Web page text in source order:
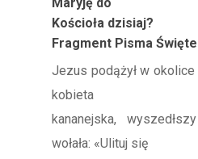
Kościoła dzisiaj?
Fragment Pisma
Jezus podążył w okolice
kobieta
kananejska,
wołała: «Ulituj się